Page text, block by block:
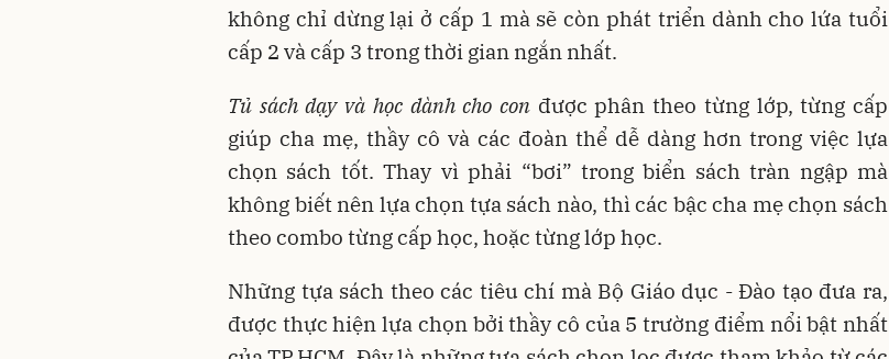
không chỉ dừng lại ở cấp 1 mà sẽ còn phát triển dành cho lứa tuổi
cấp 2 và cấp 3 trong thời gian ngắn nhất.
Tủ sách dạy và họcdành cho con được phân theo từng lớp, từng cấp
giúp cha mẹ, thầy cô và các đoàn thể dễ dàng hơn trong việc lựa
chọn sách tốt. Thay vì phải “bơi” trong biển sách tràn ngập mà
không biết nên lựa chọn tựa sách nào, thì các bậc cha mẹ chọn sách
theo combo từng cấp học, hoặc từng lớp học.
Những tựa sách theo các tiêu chí mà Bộ Giáo dục - Đào tạo đưa ra,
được thực hiện lựa chọn bởi thầy cô của 5 trường điểm nổi bật nhất